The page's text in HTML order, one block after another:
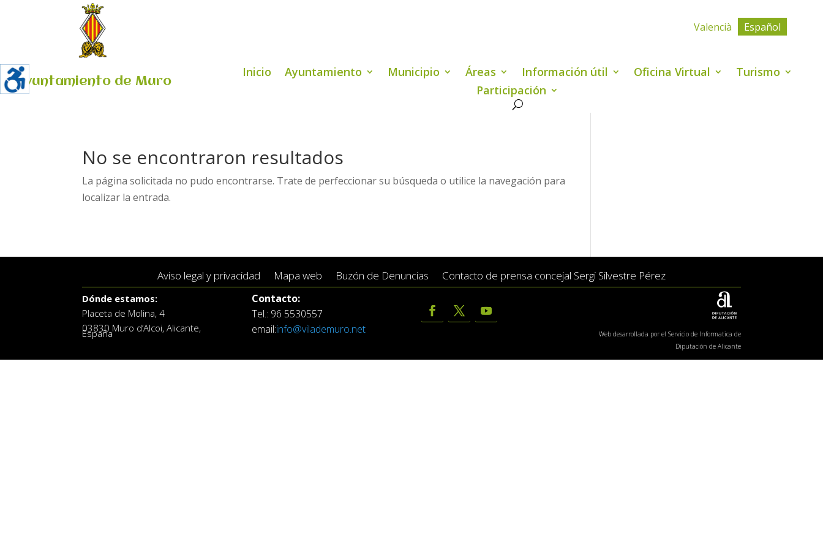
Ayuntamiento de Muro
Valencià Español
Inicio Ayuntamiento Municipio Áreas Información útil Oficina Virtual
Turismo
Participación
No se encontraron resultados
La página solicitada no pudo encontrarse. Trate de perfeccionar su búsqueda o utilice la navegación para
localizar la entrada.
Aviso legal y privacidad Mapa web Buzón de Denuncias Contacto de prensa concejal Sergi Silvestre Pérez
Dónde estamos:
Placeta de Molina, 4
03830 Muro d’Alcoi, Alicante,
España
Contacto:
Tel.: 96 5530557
email:info@vilademuro.net
Web desarrollada por el Servicio de Informatica de
Diputación de Alicante